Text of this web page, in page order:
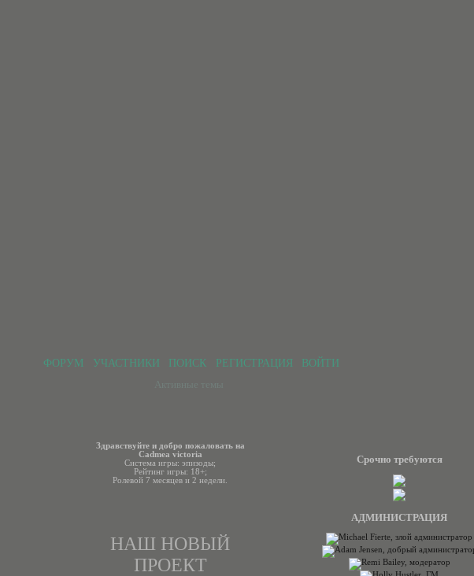
ФОРУМ УЧАСТНИКИ ПОИСК РЕГИСТРАЦИЯ ВОЙТИ
Здравствуйте и добро пожаловать на
Cadmea victoria
Система игры: эпизоды;
Рейтинг игры: 18+;
Ролевой 7 месяцев и 2 недели.
НАШ НОВЫЙ
ПРОЕКТ
Срочно требуются
АДМИНИСТРАЦИЯ